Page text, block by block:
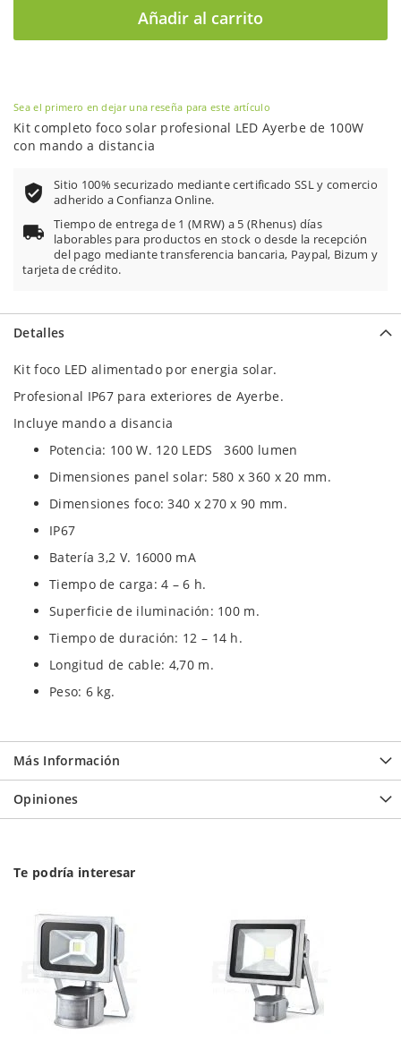
Añadir al carrito
Sea el primero en dejar una reseña para este artículo
Kit completo foco solar profesional LED Ayerbe de 100W
con mando a distancia
Sitio 100% securizado mediante certificado SSL y comercio
adherido a Confianza Online.
Tiempo de entrega de 1 (MRW) a 5 (Rhenus) días
laborables para productos en stock o desde la recepción
del pago mediante transferencia bancaria, Paypal, Bizum y
tarjeta de crédito.
Detalles
Kit foco LED alimentado por energia solar.
Profesional IP67 para exteriores de Ayerbe.
Incluye mando a disancia
Potencia: 100 W. 120 LEDS 3600 lumen
Dimensiones panel solar: 580 x 360 x 20 mm.
Dimensiones foco: 340 x 270 x 90 mm.
IP67
Batería 3,2 V. 16000 mA
Tiempo de carga: 4 – 6 h.
Superficie de iluminación: 100 m.
Tiempo de duración: 12 – 14 h.
Longitud de cable: 4,70 m.
Peso: 6 kg.
Más Información
Opiniones
Te podría interesar